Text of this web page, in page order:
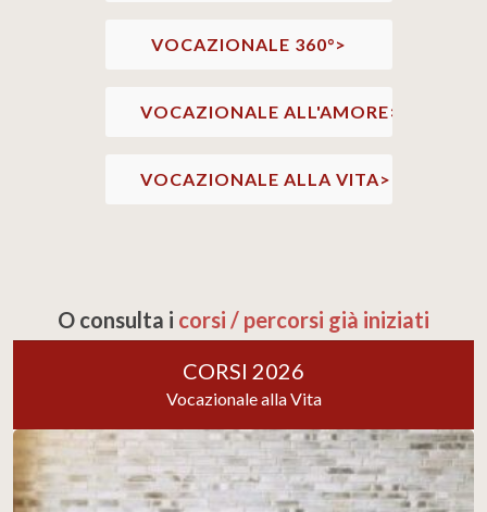
VOCAZIONALE 360°>
VOCAZIONALE ALL'AMORE>
VOCAZIONALE ALLA VITA>
O consulta i corsi / percorsi già iniziati
CORSI 2026
Vocazionale alla Vita